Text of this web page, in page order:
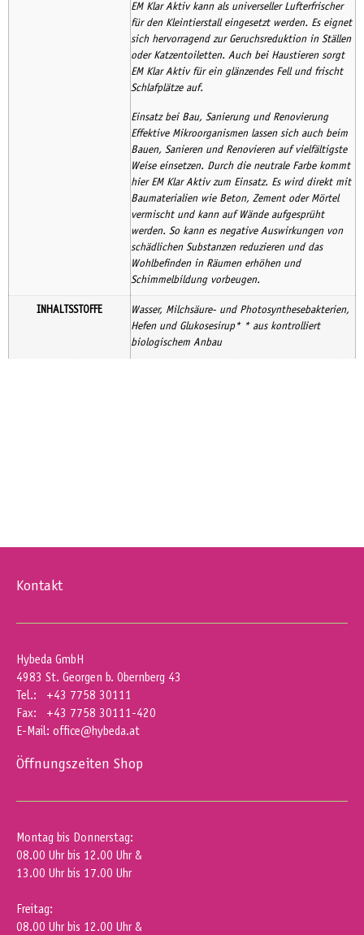
EM Klar Aktiv kann als universeller Lufterfrischer
für den Kleintierstall eingesetzt werden. Es eignet
sich hervorragend zur Geruchsreduktion in Ställen
oder Katzentoiletten. Auch bei Haustieren sorgt
EM Klar Aktiv für ein glänzendes Fell und frischt
Schlafplätze auf.
Einsatz bei Bau, Sanierung und Renovierung
Effektive Mikroorganismen lassen sich auch beim
Bauen, Sanieren und Renovieren auf vielfältigste
Weise einsetzen. Durch die neutrale Farbe kommt
hier EM Klar Aktiv zum Einsatz. Es wird direkt mit
Baumaterialien wie Beton, Zement oder Mörtel
vermischt und kann auf Wände aufgesprüht
werden. So kann es negative Auswirkungen von
schädlichen Substanzen reduzieren und das
Wohlbefinden in Räumen erhöhen und
Schimmelbildung vorbeugen.
INHALTSSTOFFE
Wasser, Milchsäure- und Photosynthesebakterien,
Hefen und Glukosesirup* * aus kontrolliert
biologischem Anbau
Kontakt
Hybeda GmbH
4983 St. Georgen b. Obernberg 43
Tel.: +43 7758 30111
Fax: +43 7758 30111-420
E-Mail: office@hybeda.at
Öffnungszeiten Shop
Montag bis Donnerstag:
08.00 Uhr bis 12.00 Uhr &
13.00 Uhr bis 17.00 Uhr
Freitag:
08.00 Uhr bis 12.00 Uhr &